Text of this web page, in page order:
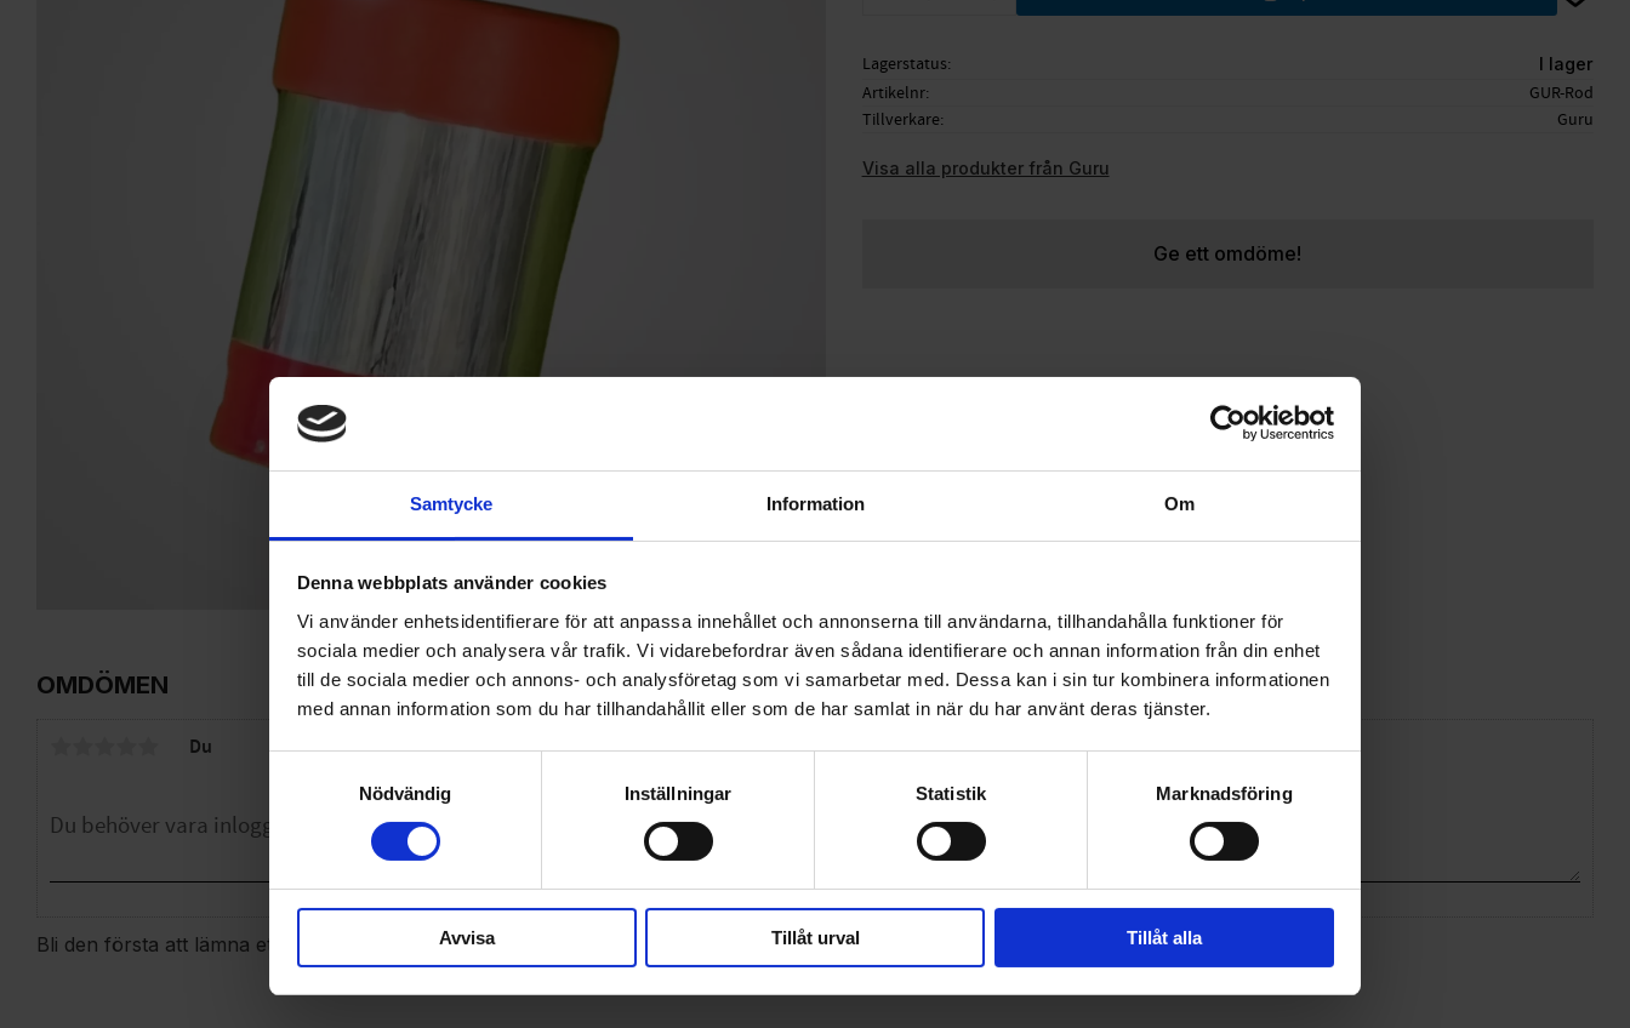
Samtycke Information Om
Denna webbplats använder cookies
Vi använder enhetsidentifierare för att anpassa innehållet och annonserna till användarna, tillhandahålla funktioner för
sociala medier och analysera vår trafik. Vi vidarebefordrar även sådana identifierare och annan information från din enhet
till de sociala medier och annons- och analysföretag som vi samarbetar med. Dessa kan i sin tur kombinera informationen
med annan information som du har tillhandahållit eller som de har samlat in när du har använt deras tjänster.
Nödvändig
Inställningar Statistik Marknadsföring
Avvisa Tillåt urval Tillåt alla
Lagerstatus I lager
Artikelnr
GUR-Rod
Tillverkare
Guru
Visa alla produkter från Guru
Ge ett omdöme!
OMDÖMEN
Du
Bli den första att lämna ett omdöme.